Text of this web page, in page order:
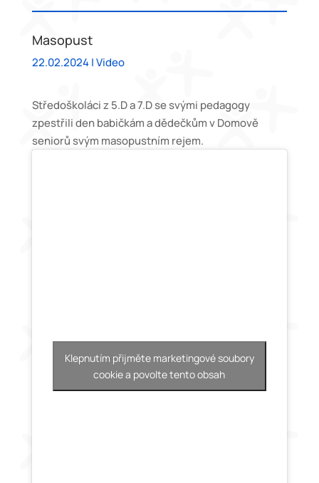
Masopust
22.02.2024|Video
Středoškoláci z 5.D a 7.D se svými pedagogy
zpestřili den babičkám a dědečkům v Domově
seniorů svým masopustním rejem.
Klepnutím přijměte marketingové soubory
cookie a povolte tento obsah